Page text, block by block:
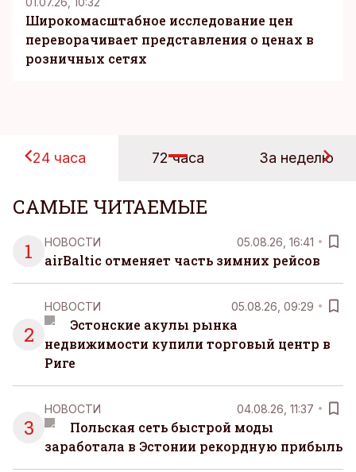
Широкомасштабное исследование цен
переворачивает представления о ценах в
розничных сетях
24 часа 72 часа За неделю
САМЫЕ ЧИТАЕМЫЕ
1
НОВОСТИ 05.08.26, 16:41
airBaltic отменяет часть зимних рейсов
2
НОВОСТИ 05.08.26, 09:29
Эстонские акулы рынка
недвижимости купили торговый центр в
Риге
3
НОВОСТИ 04.08.26, 11:37
Польская сеть быстрой моды
заработала в Эстонии рекордную прибыль